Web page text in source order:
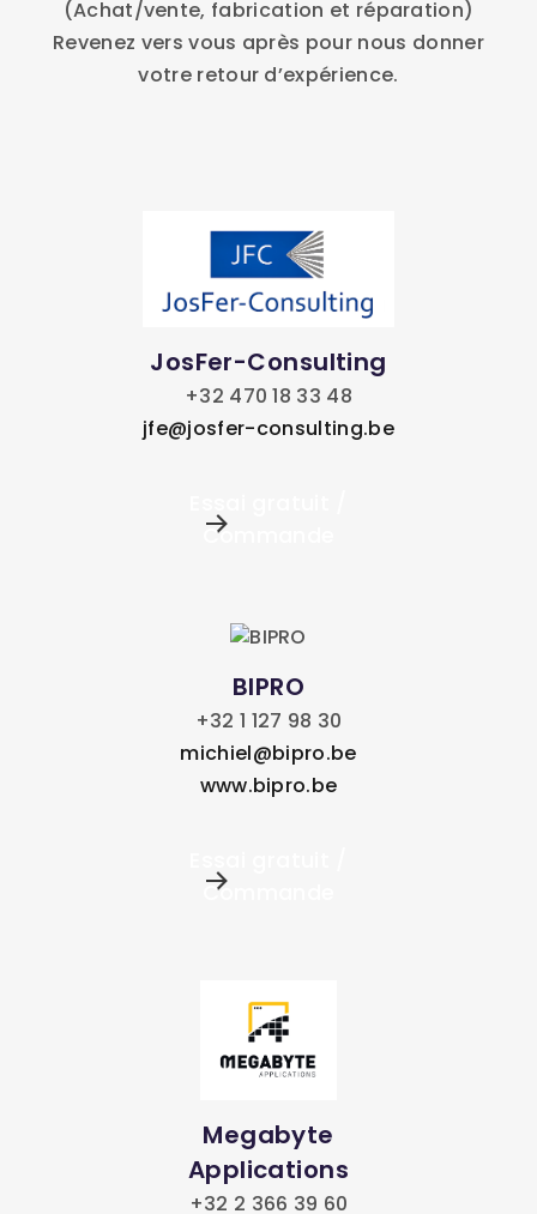
(Achat/vente, fabrication et réparation)
Revenez vers vous après pour nous donner
votre retour d’expérience.
JosFer-Consulting
+32 470 18 33 48
jfe@josfer-consulting.be
Commande
BIPRO
+32 1 127 98 30
michiel@bipro.be
www.bipro.be
Commande
Megabyte
Applications
+32 2 366 39 60